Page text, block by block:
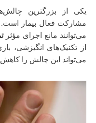
یکی از بزرگترین
مشارکت فعال بیمار است.
می‌توانند مانع اجرای مؤثر
از تکنیک‌های انگیزشی،
می‌تواند این چالش را